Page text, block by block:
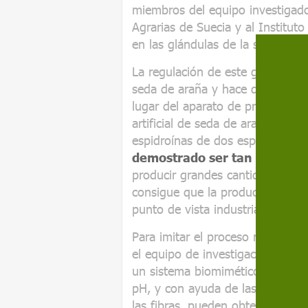
miembros del equipo
Agrarias de Suecia y al
en las glándulas de la seda
La regulación de este gradiente
seda de araña y hace que la
lugar del aparato de
artificial de seda de araña que
espidroínas de dos especies
demostrado ser tan soluble
producir grandes cantidades
consigue que la producción
punto de vista industrial.
Para imitar el proceso natural
el equipo de investigación, que
un sistema biomimético de
pH, y con ayuda de las
las fibras, pueden obtener